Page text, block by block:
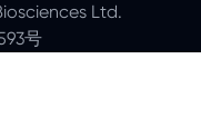
Ltd.
号